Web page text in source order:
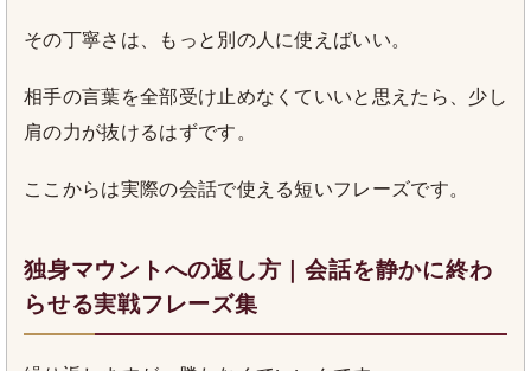
その丁寧さは、もっと別の人に使えばいい。
相手の言葉を全部受け止めなくていいと思えたら、少し
肩の力が抜けるはずです。
ここからは実際の会話で使える短いフレーズです。
独身マウントへの返し方｜会話を静かに終わ
らせる実戦フレーズ集